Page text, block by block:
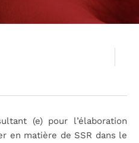
(e) pour l’élaboration
en matière de SSR dans le